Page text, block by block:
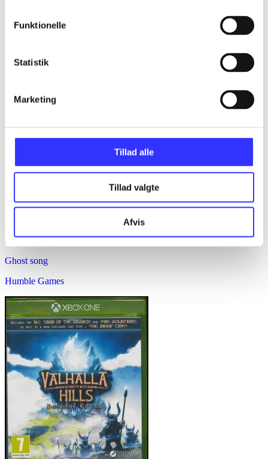
Funktionelle
Statistik
Marketing
Tillad alle
Tillad valgte
Afvis
Teenage Mutant Ninja Turtles - Shredders revenge
Ghost song
Humble Games